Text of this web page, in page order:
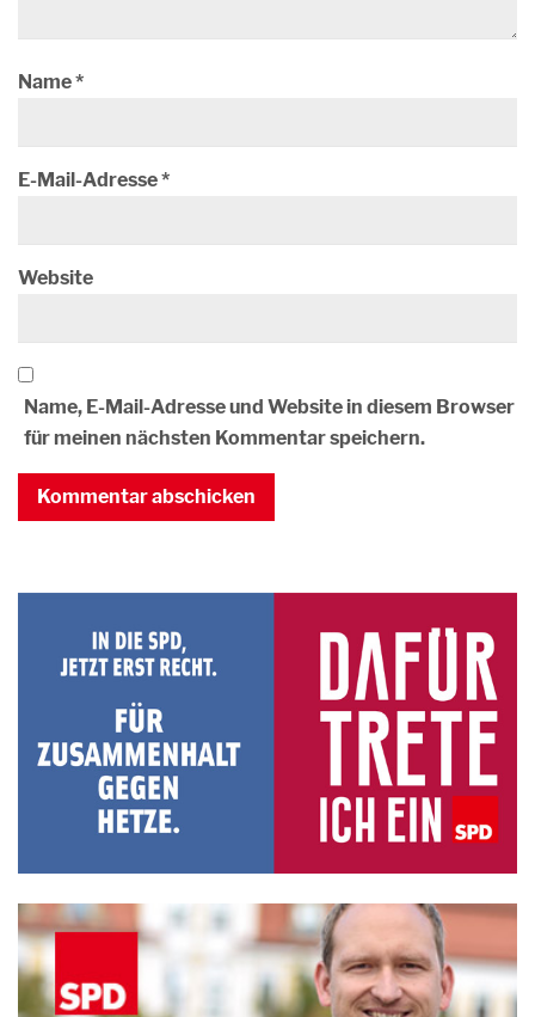
Name*
E-Mail-Adresse*
Website
Name, E-Mail-Adresse und Website in diesem Browser
für meinen nächsten Kommentar speichern.